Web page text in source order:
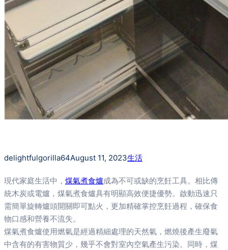
delightfulgorilla64August 11, 2023生活
現代家庭生活中， 煤氣煮食爐成為不可或缺的烹飪工具。相比傳
統木炭或電爐，煤氣煮食爐具有明顯高效便捷優勢。啟動迅速只
需簡單旋轉爐頭開關即可點火，更加精確掌控烹飪過程，確保食
物口感和營養不流失。
煤氣煮食爐使用燃氣是經過精細處理的天然氣，燃燒後產生廢氣
中含有的有害物質少，幾乎不會對室內空氣產生污染。同時，煤